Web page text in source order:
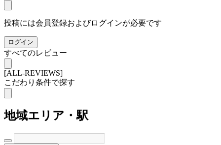
投稿には会員登録およびログインが必要です
ログイン
すべてのレビュー
[ALL-REVIEWS]
こだわり条件で探す
地域エリア・駅